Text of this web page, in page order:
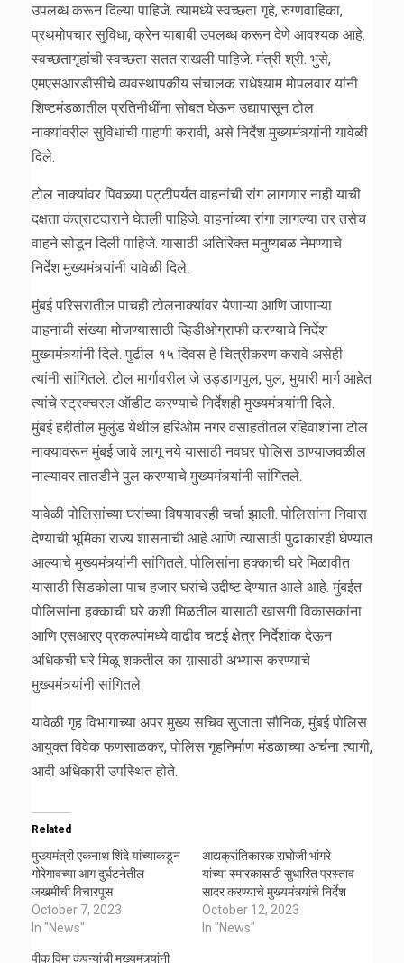
उपलब्ध करून दिल्या पाहिजे. त्यामध्ये स्वच्छता गृहे, रुग्णवाहिका,
प्रथमोपचार सुविधा, क्रेन याबाबी उपलब्ध करून देणे आवश्यक आहे.
स्वच्छतागृहांची स्वच्छता सतत राखली पाहिजे. मंत्री श्री. भुसे,
एमएसआरडीसीचे व्यवस्थापकीय संचालक राधेश्याम मोपलवार यांनी
शिष्टमंडळातील प्रतिनीधींना सोबत घेऊन उद्यापासून टोल
नाक्यांवरील सुविधांची पाहणी करावी, असे निर्देश मुख्यमंत्र्यांनी यावेळी
दिले.
टोल नाक्यांवर पिवळ्या पट्टीपर्यंत वाहनांची रांग लागणार नाही याची
दक्षता कंत्राटदाराने घेतली पाहिजे. वाहनांच्या रांगा लागल्या तर तसेच
वाहने सोडून दिली पाहिजे. यासाठी अतिरिक्त मनुष्यबळ नेमण्याचे
निर्देश मुख्यमंत्र्यांनी यावेळी दिले.
मुंबई परिसरातील पाचही टोलनाक्यांवर येणाऱ्या आणि जाणाऱ्या
वाहनांची संख्या मोजण्यासाठी व्हिडीओग्राफी करण्याचे निर्देश
मुख्यमंत्र्यांनी दिले. पुढील १५ दिवस हे चित्रीकरण करावे असेही
त्यांनी सांगितले. टोल मार्गावरील जे उड्डाणपुल, पुल, भुयारी मार्ग आहेत
त्यांचे स्ट्रक्चरल ऑडीट करण्याचे निर्देशही मुख्यमंत्र्यांनी दिले.
मुंबई हद्दीतील मुलुंड येथील हरिओम नगर वसाहतीतल रहिवाशांना टोल
नाक्यावरून मुंबई जावे लागू नये यासाठी नवघर पोलिस ठाण्याजवळील
नाल्यावर तातडीने पुल करण्याचे मुख्यमंत्र्यांनी सांगितले.
यावेळी पोलिसांच्या घरांच्या विषयावरही चर्चा झाली. पोलिसांना निवास
देण्याची भूमिका राज्य शासनाची आहे आणि त्यासाठी पुढाकारही घेण्यात
आल्याचे मुख्यमंत्र्यांनी सांगितले. पोलिसांना हक्काची घरे मिळावीत
यासाठी सिडकोला पाच हजार घरांचे उद्दीष्ट देण्यात आले आहे. मुंबईत
पोलिसांना हक्काची घरे कशी मिळतील यासाठी खासगी विकासकांना
आणि एसआरए प्रकल्पांमध्ये वाढीव चटई क्षेत्र निर्देशांक देऊन
अधिकची घरे मिळू शकतील का य़ासाठी अभ्यास करण्याचे
मुख्यमंत्र्यांनी सांगितले.
यावेळी गृह विभागाच्या अपर मुख्य सचिव सुजाता सौनिक, मुंबई पोलिस
आयुक्त विवेक फणसाळकर, पोलिस गृहनिर्माण मंडळाच्या अर्चना त्यागी,
आदी अधिकारी उपस्थित होते.
Related
मुख्यमंत्री एकनाथ शिंदे यांच्याकडून
गोरेगावच्या आग दुर्घटनेतील
जखमींची विचारपूस
October 7, 2023
In "News"
आद्यक्रांतिकारक राघोजी भांगरे
यांच्या स्मारकासाठी सुधारित प्रस्ताव
सादर करण्याचे मुख्यमंत्र्यांचे निर्देश
October 12, 2023
In "News"
पीक विमा कंपन्यांची मुख्यमंत्र्यांनी